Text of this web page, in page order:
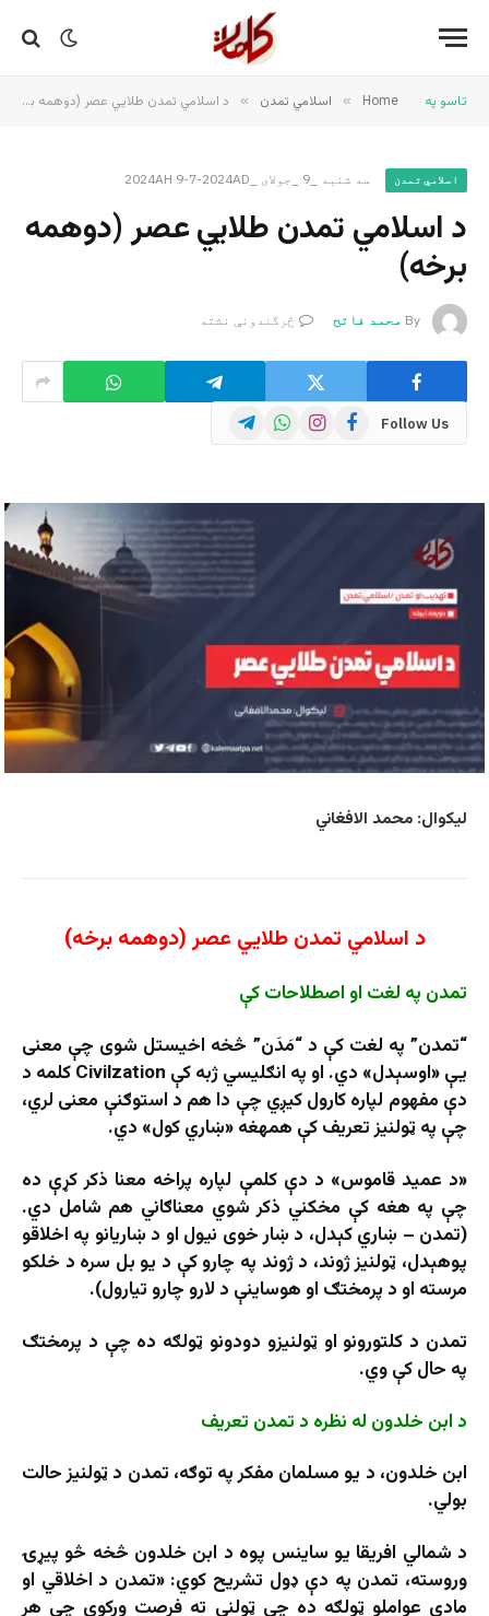
تاسو په Home
» اسلامي تمدن » د اسلامي تمدن طلایي عصر (دوهمه برخه)
اسلامي تمدن سه شنبه _9 _جولای _2024AH 9-7-2024AD
د اسلامي تمدن طلایي عصر (دوهمه
برخه)
By محمد فاتح څرگندونې نشته
Follow Us
Facebook
Instagram
WhatsApp
Telegram
لیکوال: محمد الافغاني
د اسلامي تمدن طلایي عصر (دوهمه برخه)
تمدن په لغت او اصطلاحات کې
“تمدن” په لغت کې د “مَدَن” څخه اخیستل شوی چې معنی
یې «اوسېدل» دي. او په انګلیسي ژبه کې Civilzation کلمه د
دې مفهوم لپاره کارول کیږي چې دا هم د استوګنې معنی لري،
چې په ټولنیز تعریف کې همهغه «ښاري کول» دي.
«د عمید قاموس» د دې کلمې لپاره پراخه معنا ذکر کړې ده
چې په هغه کې مخکني ذکر شوي معناګاني هم شامل دي.
(تمدن – ښاري کېدل، د ښار خوی نیول او د ښاریانو په اخلاقو
پوهېدل، ټولنیز ژوند، د ژوند په چارو کې د یو بل سره د خلکو
مرسته او د پرمختګ او هوساینې د لارو چارو تیارول).
تمدن د کلتورونو او ټولنیزو دودونو ټولګه ده چې د پرمختګ
په حال کې وي.
د ابن خلدون له نظره د تمدن تعریف
ابن خلدون، د یو مسلمان مفکر په توګه، تمدن د ټولنیز حالت
بولي.
د شمالي افریقا یو ساینس پوه د ابن خلدون څخه څو پیړۍ
وروسته، تمدن په دې ډول تشریح کوي: «تمدن د اخلاقي او
مادي عواملو ټولګه ده چې ټولنې ته فرصت ورکوي چې هر